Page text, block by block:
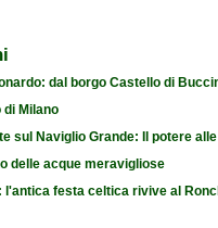
dal borgo Castello di
di Milano
sul Naviglio Grande: Il potere
delle acque meravigliose
l'antica festa celtica rivive al